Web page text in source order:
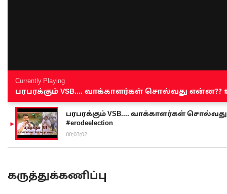
Currently Playing
பரபரக்கும் VSB.... வாக்காளர்கள் சொல்வது என்ன??
பரபரக்கும் VSB.... வாக்காளர்கள் சொல்வது
#erodeelection
00:03:02
கருத்துக்கணிப்பு